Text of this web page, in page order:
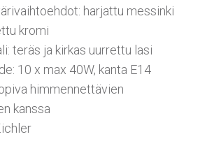
harjattu messinki
kromi
teräs ja kirkas uurrettu lasi
10 x max 40W, kanta E14
himmennettävien
kanssa